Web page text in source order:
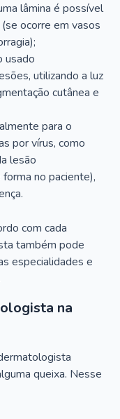
lâmina é possível
ocorre em vasos
usado
utilizando a luz
cutânea e
para o
por vírus, como
lesão
no paciente),
com cada
também pode
especialidades e
na
queixa. Nesse